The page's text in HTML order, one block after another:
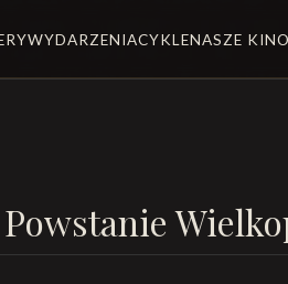
WYDARZENIACYKLENASZE KINO